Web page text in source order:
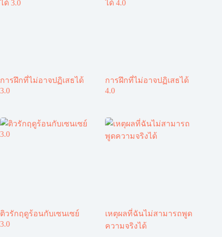
การฝึกที่ไม่อาจปฏิเสธได้
3.0
การฝึกที่ไม่อาจปฏิเสธได้
4.0
ติวรักฤดูร้อนกับเซนเซย์
3.0
เหตุผลที่ฉันไม่สามารถพูด
ความจริงได้